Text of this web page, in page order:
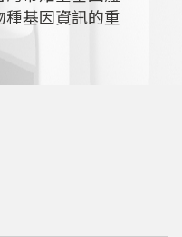
基因資訊的重